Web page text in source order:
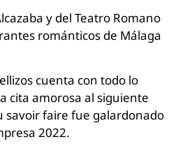
y del Teatro Romano
románticos de Málaga
cuenta con todo lo
cita amorosa al siguiente
savoir faire fue galardonado
2022.